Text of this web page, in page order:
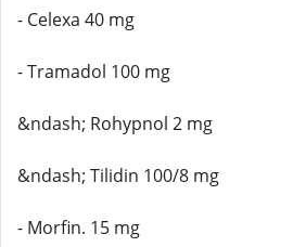
- Celexa 40 mg
- Tramadol 100 mg
&ndash; Rohypnol 2 mg
&ndash; Tilidin 100/8 mg
- Morfin. 15 mg